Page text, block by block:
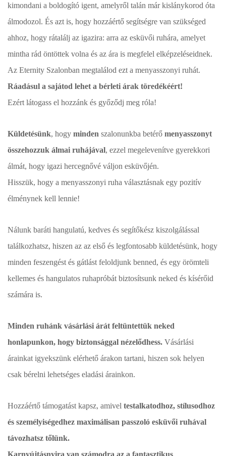
kimondani a boldogító igent, amelyről talán már kislánykorod óta
álmodozol. És azt is, hogy hozzáértő segítségre van szükséged
ahhoz, hogy rátalálj az igazira: arra az esküvői ruhára, amelyet
mintha rád öntöttek volna és az ára is megfelel elképzeléseidnek.
Az Eternity Szalonban megtalálod ezt a menyasszonyi ruhát.
Ráadásul a sajátod lehet a bérleti árak töredékéért!
Ezért látogass el hozzánk és győződj meg róla!
Küldetésünk, hogy minden szalonunkba betérő menyasszonyt
összehozzuk álmai ruhájával, ezzel megelevenítve gyerekkori
álmát, hogy igazi hercegnővé váljon esküvőjén.
Hisszük, hogy a menyasszonyi ruha választásnak egy pozitív
élménynek kell lennie!
Nálunk baráti hangulatú, kedves és segítőkész kiszolgálással
találkozhatsz, hiszen az az első és legfontosabb küldetésünk, hogy
minden feszengést és gátlást feloldjunk benned, és egy örömteli
kellemes és hangulatos ruhapróbát biztosítsunk neked és kísérőid
számára is.
Minden ruhánk vásárlási árát feltüntettük neked
honlapunkon, hogy biztonsággal nézelődhess. Vásárlási
árainkat igyekszünk elérhető árakon tartani, hiszen sok helyen
csak bérelni lehetséges eladási árainkon.
Hozzáértő támogatást kapsz, amivel testalkatodhoz, stílusodhoz
és személyiségedhez maximálisan passzoló esküvői ruhával
távozhatsz tőlünk.
Karnyújtásnyira van számodra az a fantasztikus